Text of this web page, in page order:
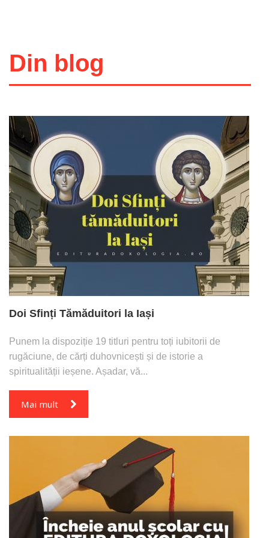
Din blog
Doi Sfinți Tămăduitori la Iași
Punem la dispoziție 19 titluri pentru toți iubitorii de
rugăciune, de cărți duhovnicești și de istorie a
spiritualității ieșene. Așadar, vă...
Mai mult